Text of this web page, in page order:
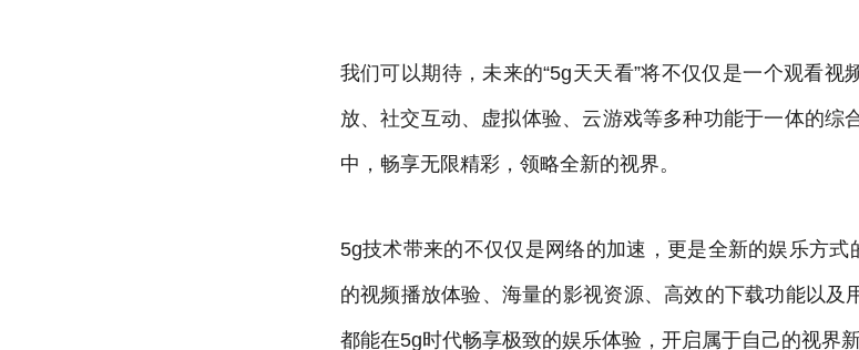
我们可以期待，未来的“5g天天看”将不仅仅是一个观看视
放、社交互动、虚拟体验、云游戏等多种功能于一体的综
中，畅享无限精彩，领略全新的视界。
5g技术带来的不仅仅是网络的加速，更是全新的娱乐方式
的视频播放体验、海量的影视资源、高效的下载功能以及
都能在5g时代畅享极致的娱乐体验，开启属于自己的视界新